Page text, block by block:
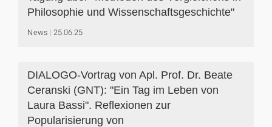
Philosophie und Wissenschaftsgeschichte"
News 25.06.25
DIALOGO-Vortrag von Apl. Prof. Dr. Beate
Ceranski (GNT): "Ein Tag im Leben von
Laura Bassi". Reflexionen zur
Popularisierung von